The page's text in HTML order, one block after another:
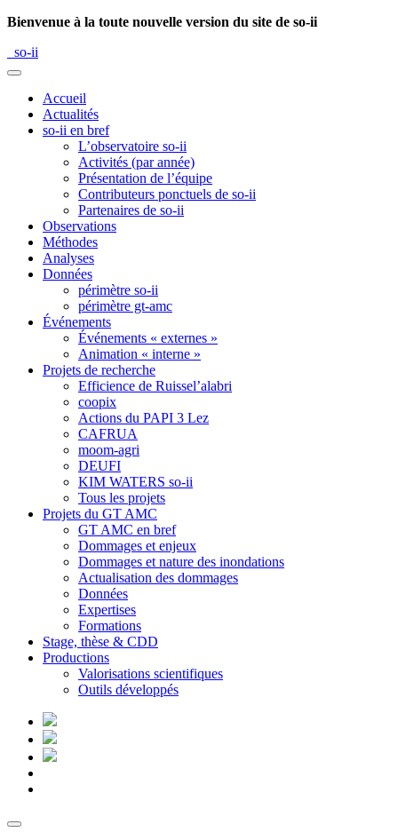
Bienvenue à la toute nouvelle version du site de so-ii
so-ii
Accueil
Actualités
so-ii en bref
L’observatoire so-ii
Activités (par année)
Présentation de l’équipe
Contributeurs ponctuels de so-ii
Partenaires de so-ii
Observations
Méthodes
Analyses
Données
périmètre so-ii
périmètre gt-amc
Événements
Événements « externes »
Animation « interne »
Projets de recherche
Efficience de Ruissel’alabri
coopix
Actions du PAPI 3 Lez
CAFRUA
moom-agri
DEUFI
KIM WATERS so-ii
Tous les projets
Projets du GT AMC
GT AMC en bref
Dommages et enjeux
Dommages et nature des inondations
Actualisation des dommages
Données
Expertises
Formations
Stage, thèse & CDD
Productions
Valorisations scientifiques
Outils développés